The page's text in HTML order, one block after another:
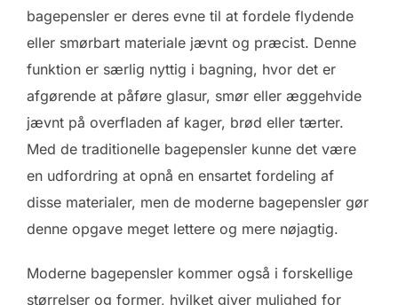
bagepensler er deres evne til at fordele flydende
eller smørbart materiale jævnt og præcist. Denne
funktion er særlig nyttig i bagning, hvor det er
afgørende at påføre glasur, smør eller æggehvide
jævnt på overfladen af kager, brød eller tærter.
Med de traditionelle bagepensler kunne det være
en udfordring at opnå en ensartet fordeling af
disse materialer, men de moderne bagepensler gør
denne opgave meget lettere og mere nøjagtig.
Moderne bagepensler kommer også i forskellige
størrelser og former, hvilket giver mulighed for